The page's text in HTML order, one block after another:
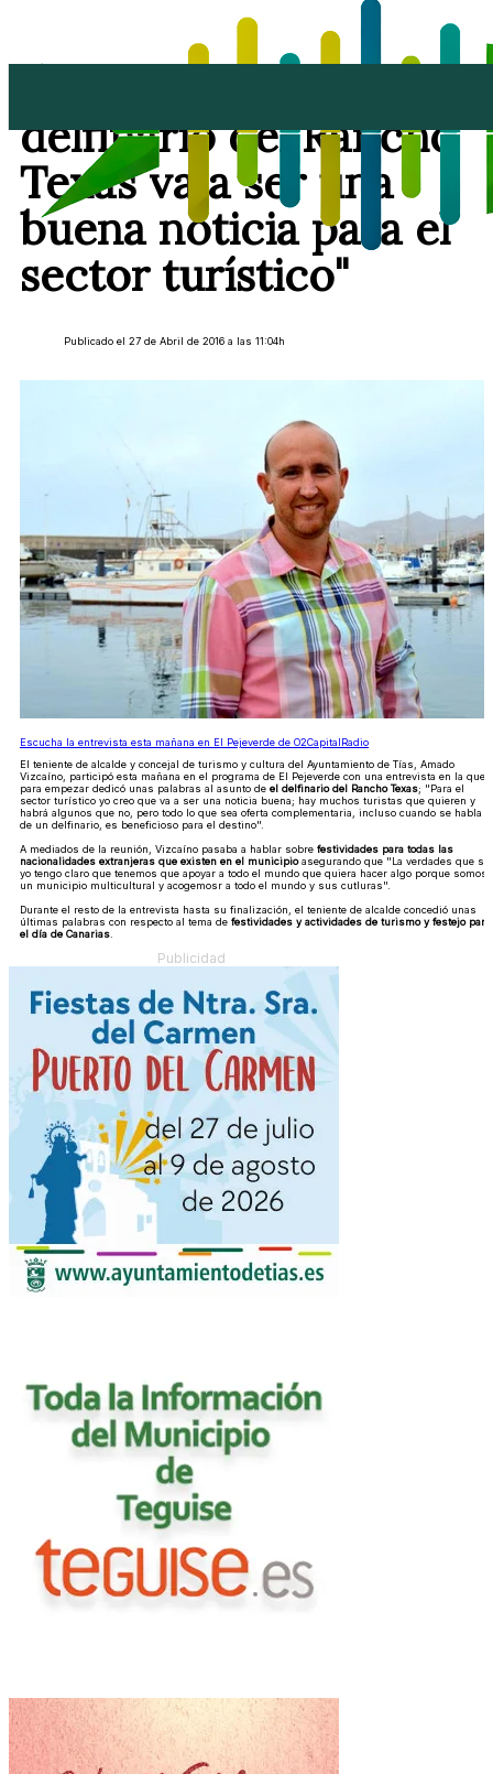
delfinario del Rancho
Texas va a ser una
buena noticia para el
sector turístico"
Publicado el 27 de Abril de 2016 a las 11:04h
Escucha la entrevista esta mañana en El Pejeverde de O2CapitalRadio
El teniente de alcalde y concejal de turismo y cultura del Ayuntamiento de Tías, Amado
Vizcaíno, participó esta mañana en el programa de El Pejeverde con una entrevista en la que
para empezar dedicó unas palabras al asunto de el delfinario del Rancho Texas; "Para el
sector turístico yo creo que va a ser una noticia buena; hay muchos turistas que quieren y
habrá algunos que no, pero todo lo que sea oferta complementaria, incluso cuando se habla
de un delfinario, es beneficioso para el destino".
A mediados de la reunión, Vizcaíno pasaba a hablar sobre festividades para todas las
nacionalidades extranjeras que existen en el municipioasegurando que "La verdades que sí;
yo tengo claro que tenemos que apoyar a todo el mundo que quiera hacer algo porque somos
un municipio multicultural y acogemosr a todo el mundo y sus cutluras".
Durante el resto de la entrevista hasta su finalización, el teniente de alcalde concedió unas
últimas palabras con respecto al tema de festividades y actividades de turismo y festejo para
el día de Canarias
Publicidad